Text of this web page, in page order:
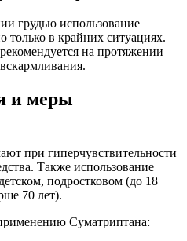
грудью использование
только в крайних ситуациях.
на протяжении
и меры
при гиперчувствительности
Также использование
подростковом (до 18
70 лет).
Суматриптана: